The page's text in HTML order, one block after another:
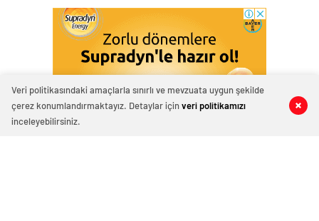
0 0
0 0
0 0
0 0
Veri politikasındaki amaçlarla sınırlı ve mevzuata uygun şekilde
çerez konumlandırmaktayız. Detaylar içinveri politikamızı
inceleyebilirsiniz.